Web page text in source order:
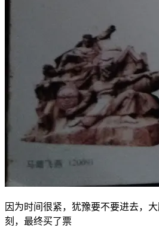
因为时间很紧，犹豫要不要进去，
刻，最终买了票